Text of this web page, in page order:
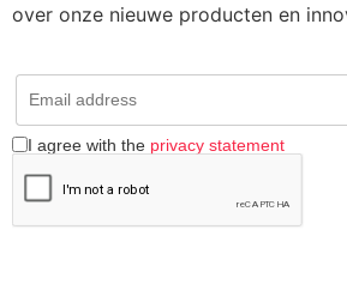
over onze nieuwe producten en
I agree with the privacy statement